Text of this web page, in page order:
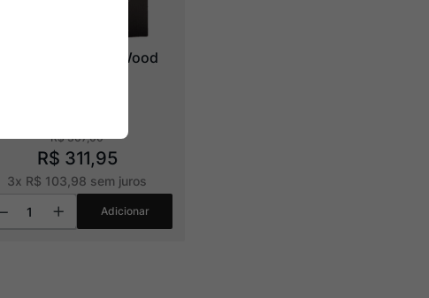
Cachaça Cê Triple Wood
R$ 367,00
R$ 311,95
3x R$ 103 98 sem juros
Adicionar